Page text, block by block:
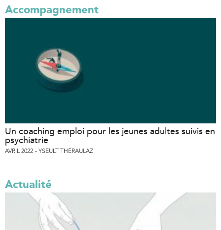
r
)
Accompagnement
Un coaching emploi pour les jeunes adultes suivis en
psychiatrie
AVRIL 2022 YSEULT THÉRAULAZ
Actualité